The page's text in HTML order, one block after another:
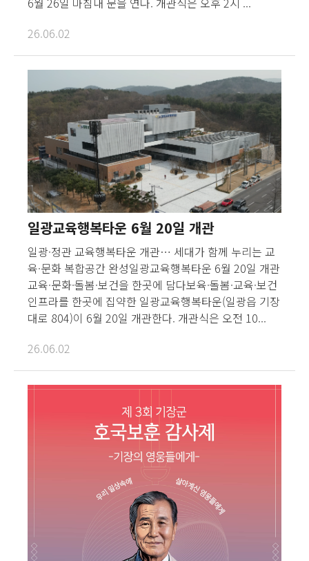
26.06.02
일광교육행복타운 6월 20일 개관
일광·정관 교육행복타운 개관… 세대가 함께 누리는 교
육·문화 복합공간 완성일광교육행복타운 6월 20일 개관
교육·문화·돌봄·보건을 한곳에 담다보육·돌봄·교육·보건
인프라를 한곳에 집약한 일광교육행복타운(일광읍 기장
대로 804)이 6월 20일 개관한다. 개관식은 오전 10...
26.06.02